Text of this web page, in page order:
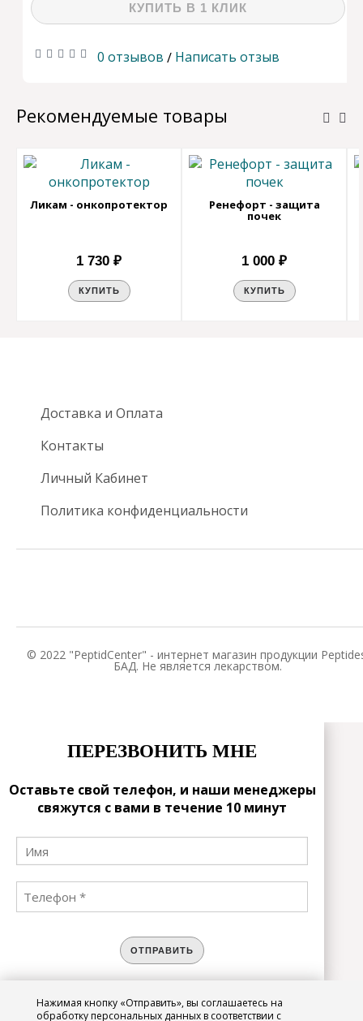
КУПИТЬ В 1 КЛИК
0 отзывов / Написать отзыв
Рекомендуемые товары
Ликам - онкопротектор
1 730 ₽
КУПИТЬ
Ренефорт - защита
почек
1 000 ₽
КУПИТЬ
Доставка и Оплата
Контакты
Личный Кабинет
Политика конфиденциальности
© 2022 "PeptidCenter" - интернет магазин продукции
БАД. Не является лекарством.
ПЕРЕЗВОНИТЬ МНЕ
Оставьте свой телефон, и наши менеджеры
свяжутся с вами в течение 10 минут
ОТПРАВИТЬ
Нажимая кнопку «Отправить», вы соглашаетесь на
обработку персональных данных в соответствии с
ЗАРЕГИСТРИРОВАТЬСЯ